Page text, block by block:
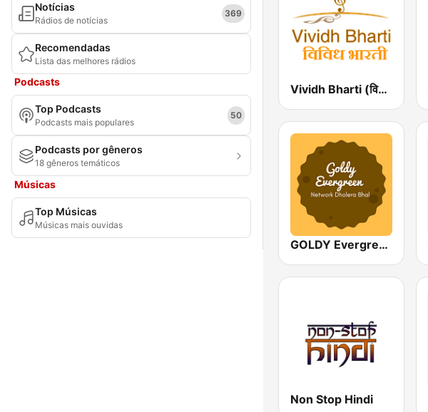
Notícias
Rádios de notícias
369
Recomendadas
Lista das melhores rádios
Podcasts
Top Podcasts
Podcasts mais populares
50
Podcasts por gêneros
18 gêneros temáticos
Músicas
Top Músicas
Músicas mais ouvidas
Vividh Bharti (विविध भारती)
GOLDY Evergreen
Non Stop Hindi